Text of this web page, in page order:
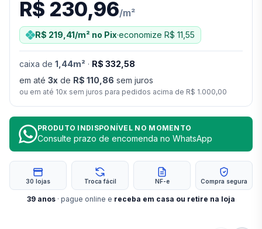
R$ 230,96/m²
R$ 219,41/m² no Pix·economize R$ 11,55
caixa de 1,44m² · R$ 332,58
em até 3x de R$ 110,86 sem juros
ou em até 10x sem juros para pedidos acima de R$ 1.000,00
PRODUTO INDISPONÍVEL NO MOMENTO
Consulte prazo de encomenda no WhatsApp
30 lojas Troca fácil NF-e Compra segura
39 anos · pague online e receba em casa ou retire na loja